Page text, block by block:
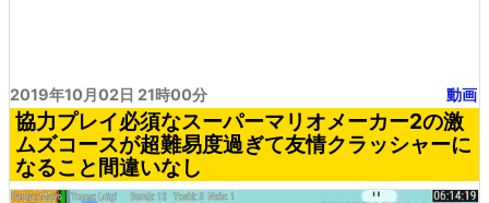
2019年10月02日 21時00分 動画
協力プレイ必須なスーパーマリオメーカー2の激
ムズコースが超難易度過ぎて友情クラッシャーに
なること間違いなし